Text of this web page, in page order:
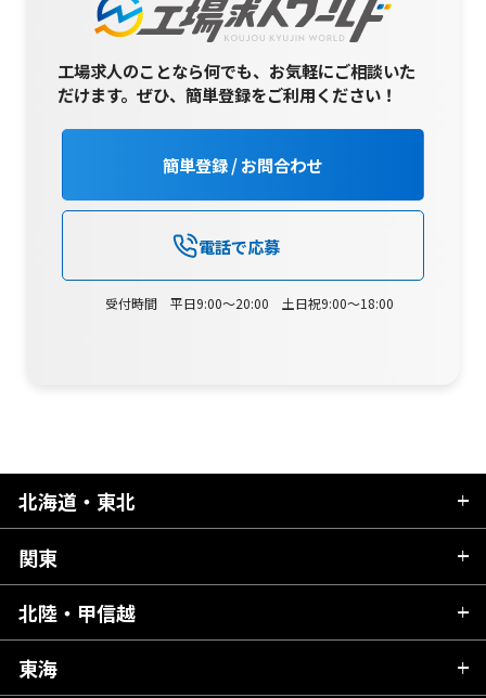
工場求人のことなら何でも、お気軽にご相談いた
だけます。ぜひ、簡単登録をご利用ください！
簡単登録 / お問合わせ
電話で応募
受付時間 平日9:00～20:00 土日祝9:00～18:00
北海道・東北
北海道
青森県
秋田県
関東
茨城県
栃木県
北陸・甲信越
新潟県
東海